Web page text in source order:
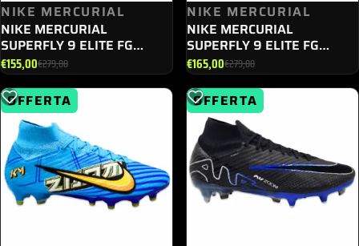
NIKE MERCURIAL
NIKE MERCURIAL
SUPERFLY 9 ELITE FG
DJ4977 - 040
€279,00
Il
prezzo
originale
era:
€279,00.
€155,00Il
prezzo
attuale
è:
€155,00.
NIKE MERCURIAL
NIKE MERCURIAL
SUPERFLY 9 ELITE FG
DJ4977 - 780
€279,00
Il
prezzo
originale
era:
€279,00.
€165,00Il
prezzo
attuale
€165,00.
OFFERTA OFFERTA